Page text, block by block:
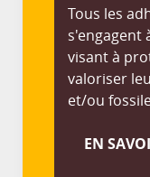
Tous les
s'engagent
visant à
valoriser
et/ou
EN